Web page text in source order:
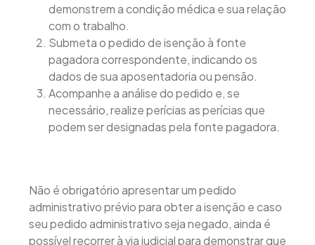
demonstrem a condição médica e sua relação
com o trabalho.
Submeta o pedido de isenção à fonte
pagadora correspondente, indicando os
dados de sua aposentadoria ou pensão.
Acompanhe a análise do pedido e, se
necessário, realize perícias as perícias que
podem ser designadas pela fonte pagadora.
Não é obrigatório apresentar um pedido
administrativo prévio para obter a isenção e caso
seu pedido administrativo seja negado, ainda é
possível recorrer à via judicial para demonstrar que